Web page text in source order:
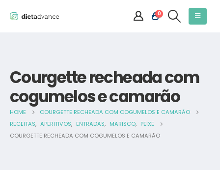
0
Courgette recheada com
cogumelos e camarão
HOME
COURGETTE RECHEADA COM COGUMELOS E CAMARÃO
RECEITAS, APERITIVOS, ENTRADAS, MARISCO, PEIXE
COURGETTE RECHEADA COM COGUMELOS E CAMARÃO